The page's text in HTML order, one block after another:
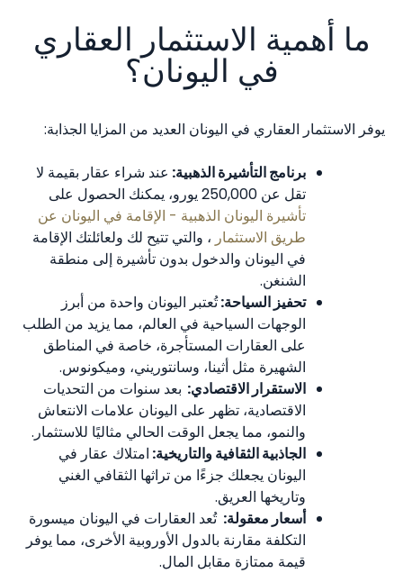
ما أهمية الاستثمار العقاري
في اليونان؟
يوفر الاستثمار العقاري في اليونان العديد من المزايا الجذابة:
برنامج التأشيرة الذهبية: عند شراء عقار بقيمة لا
تقل عن ‎250,000‎ يورو، يمكنك الحصول على
تأشيرة اليونان الذهبية - الإقامة في اليونان عن
طريق الاستثمار ، والتي تتيح لك ولعائلتك الإقامة
في اليونان والدخول بدون تأشيرة إلى منطقة
الشنغن.
تحفيز السياحة:تُعتبر اليونان واحدة من أبرز
الوجهات السياحية في العالم، مما يزيد من الطلب
على العقارات المستأجرة، خاصة في المناطق
الشهيرة مثل أثينا، وسانتوريني، وميكونوس.
الاستقرار الاقتصادي: بعد سنوات من التحديات
الاقتصادية، تظهر على اليونان علامات الانتعاش
والنمو، مما يجعل الوقت الحالي مثاليًا للاستثمار.
الجاذبية الثقافية والتاريخية: امتلاك عقار في
اليونان يجعلك جزءًا من تراثها الثقافي الغني
وتاريخها العريق.
أسعار معقولة: تُعد العقارات في اليونان ميسورة
التكلفة مقارنة بالدول الأوروبية الأخرى، مما يوفر
قيمة ممتازة مقابل المال.